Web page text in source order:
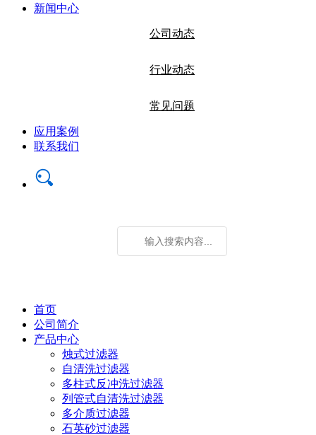
新闻中心
公司动态
行业动态
常见问题
应用案例
联系我们
首页
公司简介
产品中心
烛式过滤器
自清洗过滤器
多柱式反冲洗过滤器
列管式自清洗过滤器
多介质过滤器
石英砂过滤器